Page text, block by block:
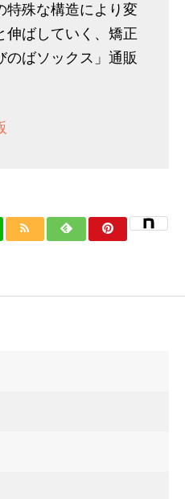
特殊な構造により変
伸ばしていく、矯正
のばソックス」通販